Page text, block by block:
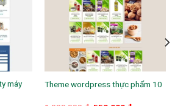
máy
Theme wordpress thực phẩm 10